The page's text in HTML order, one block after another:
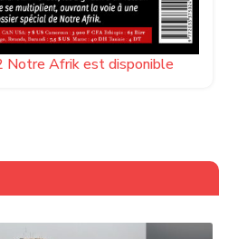
Notre Afrik est disponible